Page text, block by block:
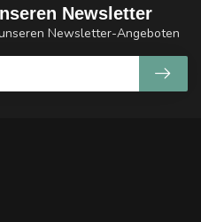
Newsletter
Newsletter-Angeboten